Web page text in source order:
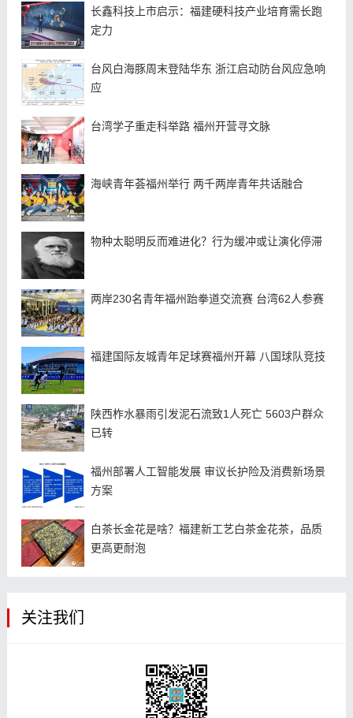
长鑫科技上市启示：福建硬科技产业培育需长跑
定力
台风白海豚周末登陆华东 浙江启动防台风应急响
应
台湾学子重走科举路 福州开营寻文脉
海峡青年荟福州举行 两千两岸青年共话融合
物种太聪明反而难进化？行为缓冲或让演化停滞
两岸230名青年福州跆拳道交流赛 台湾62人参赛
福建国际友城青年足球赛福州开幕 八国球队竞技
陕西柞水暴雨引发泥石流致1人死亡 5603户群众
已转
福州部署人工智能发展 审议长护险及消费新场景
方案
白茶长金花是啥？福建新工艺白茶金花茶，品质
更高更耐泡
关注我们